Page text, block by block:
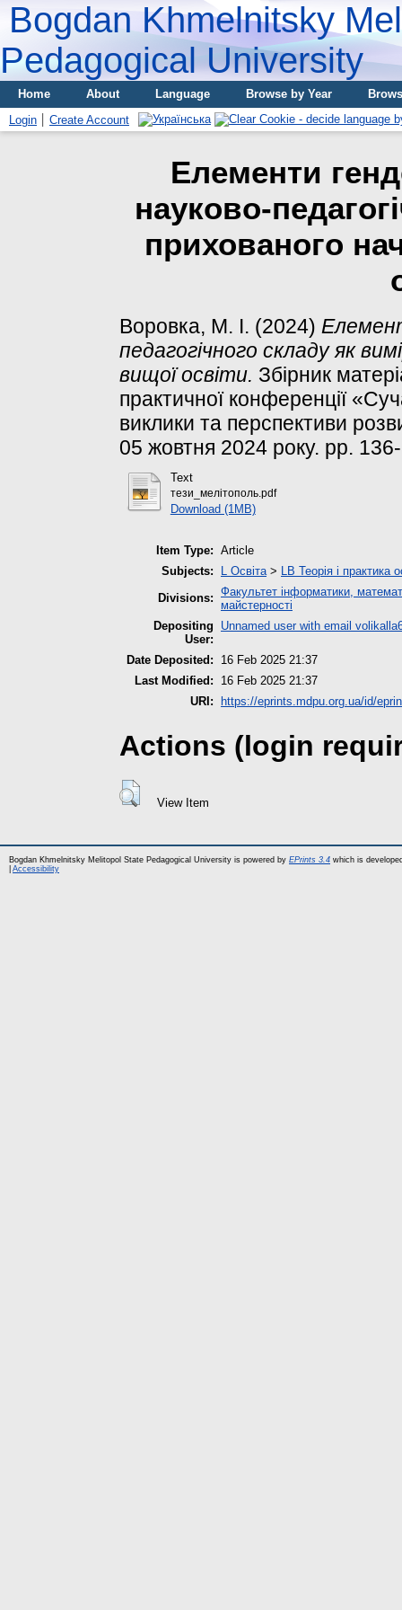
Bogdan Khmelnitsky
Pedagogical University
Home About Language Browse by Year
Login
Create Account
Елементи
науково-
прихованого
Воровка, М. І. (2024)
педагогічного складу як
вищої освіти. Збірник
практичної конференції
виклики та перспективи
05 жовтня 2024 року. pp.
Text
тези_мелітополь.pdf
Download (1MB)
Item Type: Article
Subjects:
L Освіта >
LB Теорія і практика
Divisions: Факультет інформатики,
майстерності
Depositing
User:
Unnamed user with email
Date Deposited:
16 Feb 2025 21:37
Last Modified:
16 Feb 2025 21:37
URI:
https://eprints.mdpu.org.ua/id/
Actions (login
View Item
Bogdan Khmelnitsky Melitopol State Pedagogical University is powered by EPrints 3.4 which is
Accessibility